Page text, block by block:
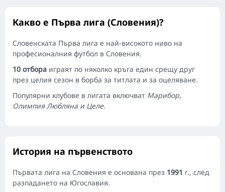
Какво е Първа лига (Словения)?
Словенската Първа лига е най-високото ниво на
професионалния футбол в Словения.
10 отбора играят по няколко кръга един срещу друг
през целия сезон в борба за титлата и за оцеляване.
Популярни клубове в лигата включват Марибор,
Олимпия Любляна и Целе.
История на първенството
Първата лига на Словения е основана през 1991 г., след
разпадането на Югославия.